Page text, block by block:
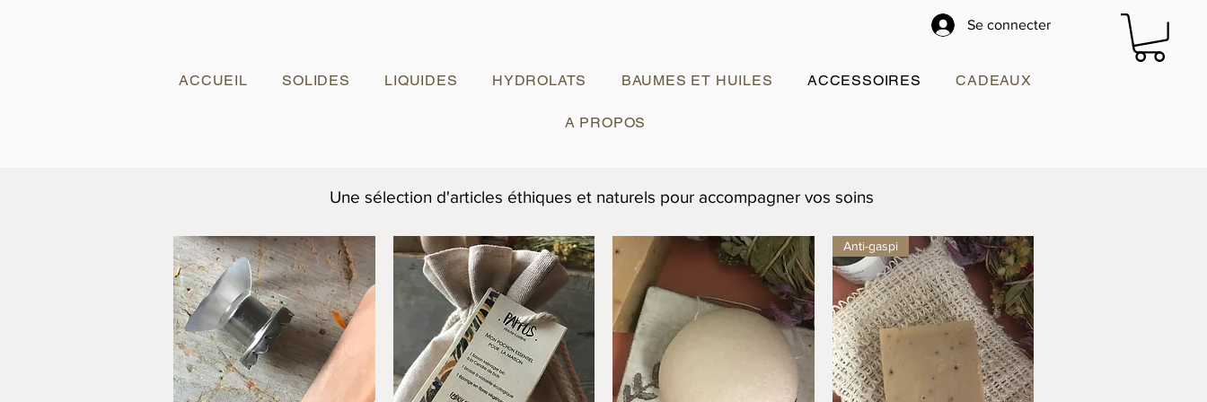
Se connecter
ACCUEIL SOLIDES LIQUIDES HYDROLATS BAUMES ET HUILES ACCESSOIRES CADEAUX
A PROPOS
Une sélection d'articles éthiques et naturels pour accompagner vos soins
Anti-gaspi